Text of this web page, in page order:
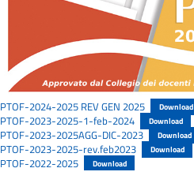
PTOF-2024-2025 REV GEN 2025 Download
PTOF-2023-2025-1-feb-2024 Download
PTOF-2023-2025AGG-DIC-2023 Download
PTOF-2023-2025-rev.feb2023 Download
PTOF-2022-2025 Download